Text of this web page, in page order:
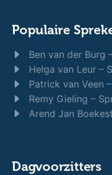
Populaire
Ben van der Burg
Helga van Leur –
Patrick van Veen
Remy Gieling –
Arend Jan
Dagvoorzitters